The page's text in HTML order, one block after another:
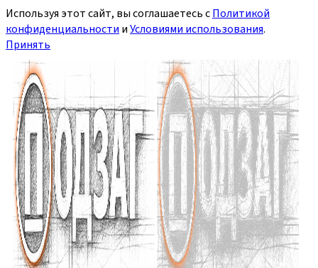
Используя этот сайт, вы соглашаетесь сПолитикой
конфиденциальности иУсловиями использования.
Принять